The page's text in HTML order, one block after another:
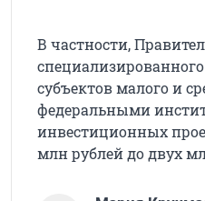
В частности,
субъектов малого и
федеральными
инвестиционных
млн рублей до двух